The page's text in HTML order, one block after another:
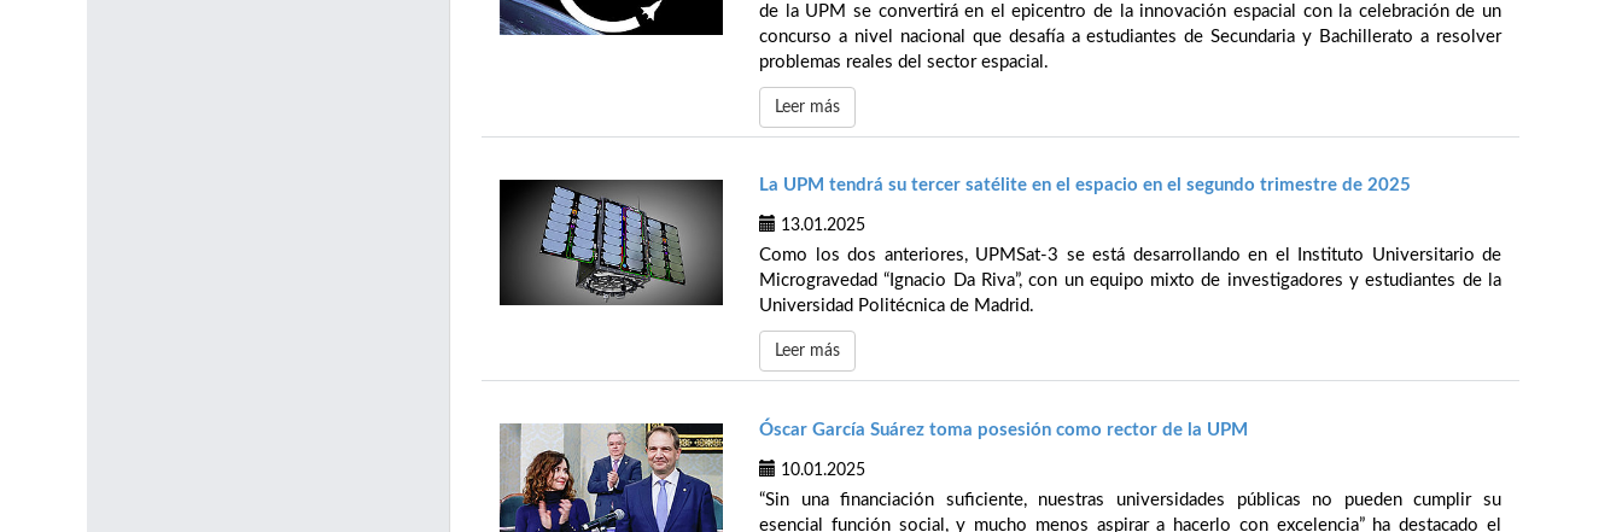
de la UPM se convertirá en el epicentro de la innovación espacial con la celebración de un
concurso a nivel nacional que desafía a estudiantes de Secundaria y Bachillerato a resolver
problemas reales del sector espacial.
Leer más
La UPM tendrá su tercer satélite en el espacio en el segundo trimestre de 2025
13.01.2025
Como los dos anteriores, UPMSat-3 se está desarrollando en el Instituto Universitario de
Microgravedad “Ignacio Da Riva”, con un equipo mixto de investigadores y estudiantes de la
Universidad Politécnica de Madrid.
Leer más
Óscar García Suárez toma posesión como rector de la UPM
10.01.2025
“Sin una financiación suficiente, nuestras universidades públicas no pueden cumplir su
esencial función social, y mucho menos aspirar a hacerlo con excelencia” ha destacado el